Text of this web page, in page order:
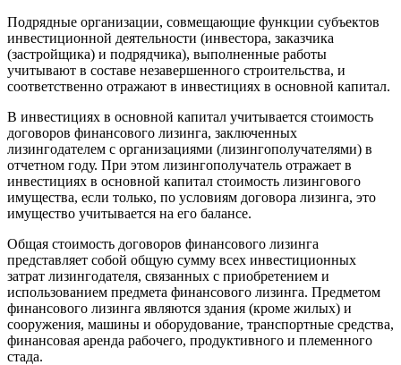
Подрядные организации, совмещающие функции субъектов
инвестиционной деятельности (инвестора, заказчика
(застройщика) и подрядчика), выполненные работы
учитывают в составе незавершенного строительства, и
соответственно отражают в инвестициях в основной капитал.
В инвестициях в основной капитал учитывается стоимость
договоров финансового лизинга, заключенных
лизингодателем с организациями (лизингополучателями) в
отчетном году. При этом лизингополучатель отражает в
инвестициях в основной капитал стоимость лизингового
имущества, если только, по условиям договора лизинга, это
имущество учитывается на его балансе.
Общая стоимость договоров финансового лизинга
представляет собой общую сумму всех инвестиционных
затрат лизингодателя, связанных с приобретением и
использованием предмета финансового лизинга. Предметом
финансового лизинга являются здания (кроме жилых) и
сооружения, машины и оборудование, транспортные средства,
финансовая аренда рабочего, продуктивного и племенного
стада.